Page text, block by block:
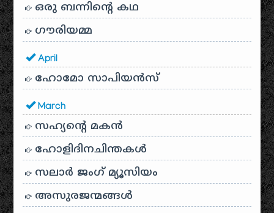
ഒരു ബന്നിന്റെ കഥ
ഗൗരിയമ്മ
April
ഹോമോ സാപിയൻസ്
March
സഹ്യന്റെ മകൻ
ഹോളിദിനചിന്തകൾ
സലാർ ജംഗ് മ്യൂസിയം
അസുരജന്മങ്ങൾ